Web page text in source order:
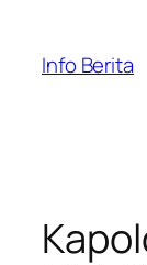
content
Info Berita